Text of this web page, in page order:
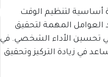
أساسية لتنظيم الوقت
العوامل المهمة لتحقيق
في تحسين الأداء الشخصي. في
في زيادة التركيز وتحقيق